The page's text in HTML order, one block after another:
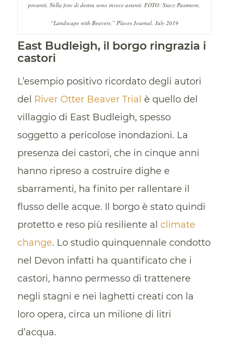
presenti. Nella foto di destra sono invece assenti. FOTO: Stacy Passmore,
“Landscape with Beavers,” Places Journal, July 2019
East Budleigh, il borgo ringrazia i
castori
L’esempio positivo ricordato degli autori
del River Otter Beaver Trial è quello del
villaggio di East Budleigh, spesso
soggetto a pericolose inondazioni. La
presenza dei castori, che in cinque anni
hanno ripreso a costruire dighe e
sbarramenti, ha finito per rallentare il
flusso delle acque. Il borgo è stato quindi
protetto e reso più resiliente al climate
change. Lo studio quinquennale condotto
nel Devon infatti ha quantificato che i
castori, hanno permesso di trattenere
negli stagni e nei laghetti creati con la
loro opera, circa un milione di litri
d’acqua.